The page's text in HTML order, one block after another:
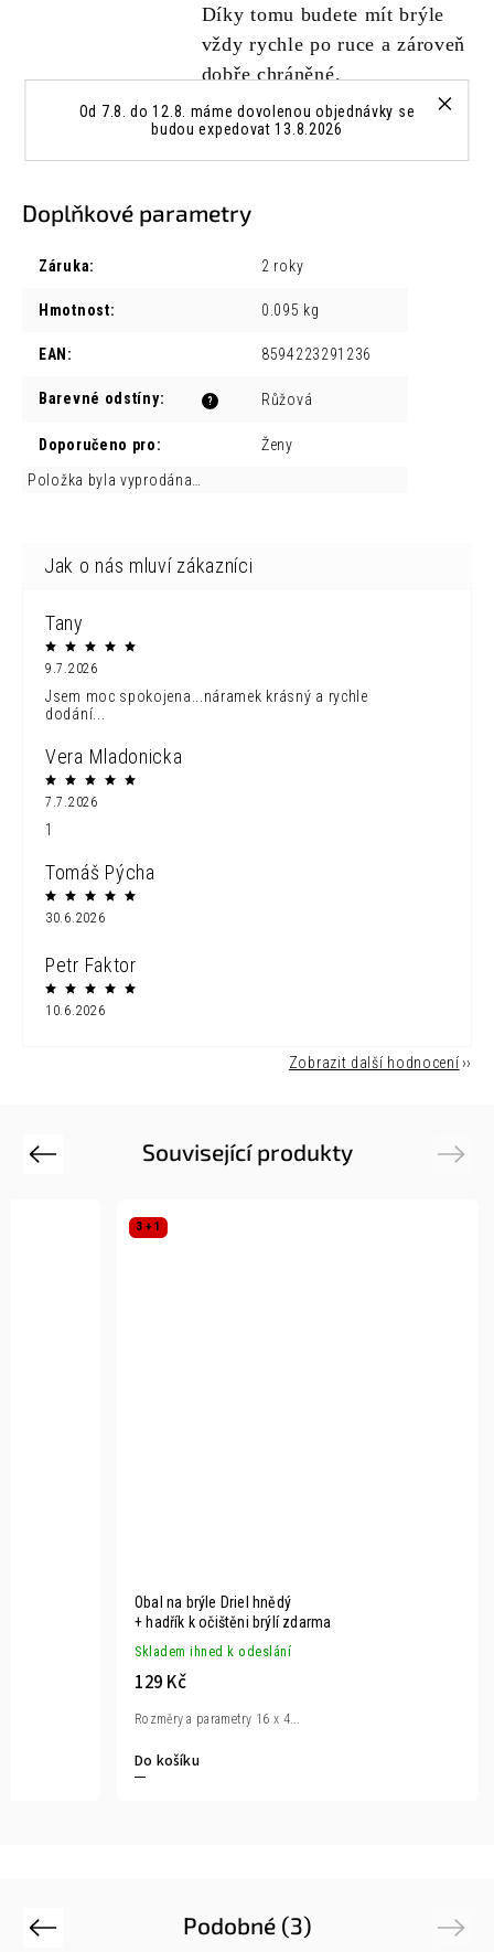
Od 7.8. do 12.8. máme dovolenou objednávky se
budou expedovat 13.8.2026
Díky tomu budete mít brýle
vždy rychle po ruce a zároveň
dobře chráněné.
Doplňkové parametry
Záruka: 2 roky
Hmotnost: 0.095 kg
EAN : 8594223291236
?
Barevné odstíny: Růžová
Doporučeno pro:
Ženy
Položka byla vyprodána…
Tany
9.7.2026
Jsem moc spokojena...náramek krásný a rychle
dodání...
Vera Mladonicka
7.7.2026
1
Tomáš Pýcha
30.6.2026
Petr Faktor
10.6.2026
Zobrazit další hodnocení
Související produkty
Previous
3 + 1
Obal na brýle Driel hnědý
+ hadřík k očištěni brýlí zdarma
Skladem ihned k odeslání
129 Kč
Do košíku
Rozměry a parametry 16 x 4...
Next
Podobné (3)
Previous Next